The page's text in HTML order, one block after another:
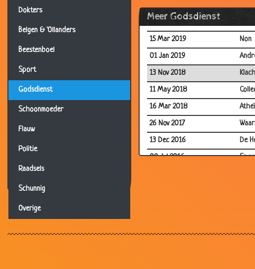
Dokters
Belgen & 'Ollanders
Beestenboel
Sport
Godsdienst
Schoonmoeder
Flauw
Politie
Raadsels
Schunnig
Overige
Meer Godsdienst
28 Sep 2019
15 Mar 2019
Non
01 Jan 2019
13 Nov 2018
11 May 2018
16 Mar 2018
26 Nov 2017
13 Dec 2016
De
09 Jul 2016